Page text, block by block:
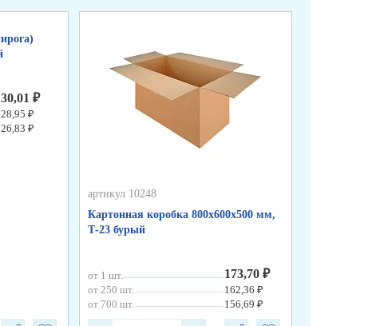
30,01 ₽
28,95 ₽
26,83 ₽
артикул 10248
Картонная коробка 800х600х500 мм,
Т-23 бурый
от 1 шт. 173,70 ₽
от 250 шт.
162,36 ₽
от 700 шт.
156,69 ₽